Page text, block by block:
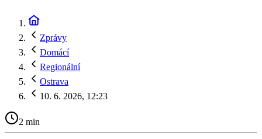
Zprávy
Domácí
Regionální
Ostrava
10. 6. 2026, 12:23
2 min